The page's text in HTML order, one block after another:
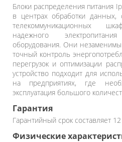
Блоки распределения питания
в центрах обработки
телекоммуникационных
надежного
оборудования. Они незаменимы
точный контроль
перегрузок и оптимизации
устройство подходит для
на предприятиях, где
эксплуатация большого
Гарантия
Гарантийный срок составляет
Физические